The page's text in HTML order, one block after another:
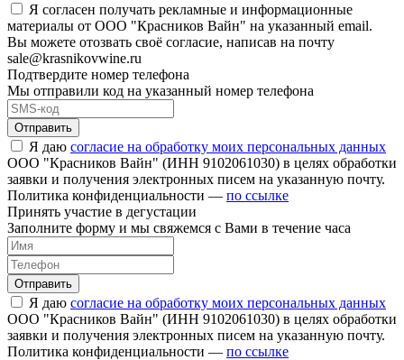
Я согласен получать рекламные и информационные
материалы от ООО "Красников Вайн" на указанный email.
Вы можете отозвать своё согласие, написав на почту
sale@krasnikovwine.ru
Подтвердите номер телефона
Мы отправили код на указанный номер телефона
Отправить
Я даю согласие на обработку моих персональных данных
ООО "Красников Вайн" (ИНН 9102061030) в целях обработки
заявки и получения электронных писем на указанную почту.
Политика конфиденциальности — по ссылке
Принять участие в дегустации
Заполните форму и мы свяжемся с Вами в течение часа
Отправить
Я даю согласие на обработку моих персональных данных
ООО "Красников Вайн" (ИНН 9102061030) в целях обработки
заявки и получения электронных писем на указанную почту.
Политика конфиденциальности — по ссылке